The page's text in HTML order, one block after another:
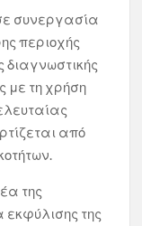
συνεργασία
περιοχής
με τη χρήση
από
της
της